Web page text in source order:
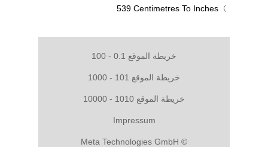
‎539 Centimetres To Inches
خريطة الموقع 0.1 - 100
خريطة الموقع 101 - 1000
خريطة الموقع 1010 - 10000
Impressum
© Meta Technologies GmbH